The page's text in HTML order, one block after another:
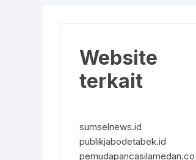
Website
terkait
sumselnews.id
publikjabodetabek.id
pemudapancasilamedan.co